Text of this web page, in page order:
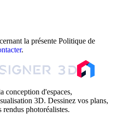
la présente Politique de
.
conception d'espaces,
3D. Dessinez vos plans,
rendus photoréalistes.